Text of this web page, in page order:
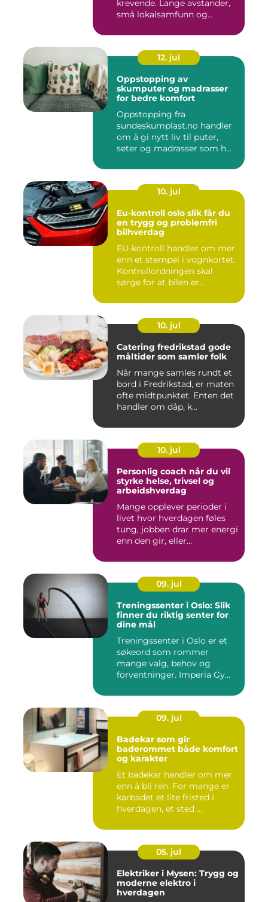
krevende. Lange avstander,
små lokalsamfunn og
12. jul
Oppstopping av
skumputer og madrasser
for bedre komfort
Oppstopping fra
sundeskumplast.no handler
om å gi nytt liv til puter,
seter og madrasser som h...
10. jul
Eu-kontroll oslo slik får du
en trygg og problemfri
bilhverdag
EU-kontroll handler om mer
enn et stempel i vognkortet.
Kontrollordningen skal
sørge for at bilen er...
10. jul
Catering fredrikstad gode
måltider som samler folk
Når mange samles rundt et
bord i Fredrikstad, er maten
ofte midtpunktet. Enten det
handler om dåp, k...
10. jul
Personlig coach når du vil
styrke helse, trivsel og
arbeidshverdag
Mange opplever perioder i
livet hvor hverdagen føles
tung, jobben drar mer energi
enn den gir, eller...
09. jul
Treningssenter i Oslo: Slik
finner du riktig senter for
dine mål
Treningssenter i Oslo er et
søkeord som rommer
mange valg, behov og
forventninger. Imperia Gy...
09. jul
Badekar som gir
baderommet både komfort
og karakter
Et badekar handler om mer
enn å bli ren. For mange er
karbadet et lite fristed i
hverdagen, et sted ...
05. jul
Elektriker i Mysen: Trygg og
moderne elektro i
hverdagen